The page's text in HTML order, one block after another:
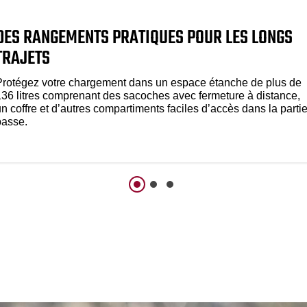
RANGEMENTS PRATIQUES POUR LES LONGS
votre chargement dans un espace étanche de plus de
litres comprenant des sacoches avec fermeture à distance,
coffre et d’autres compartiments faciles d’accès dans la partie